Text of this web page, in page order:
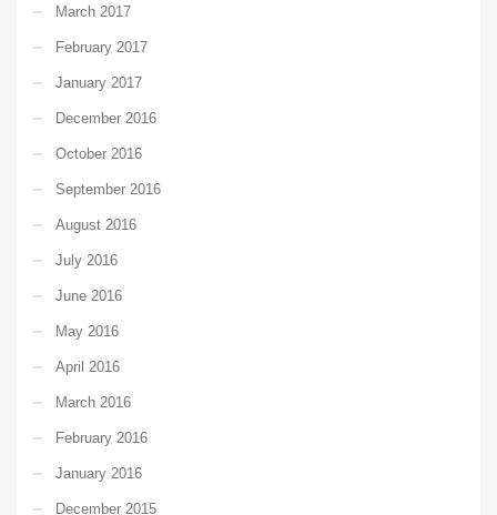
March 2017
February 2017
January 2017
December 2016
October 2016
September 2016
August 2016
July 2016
June 2016
May 2016
April 2016
March 2016
February 2016
January 2016
December 2015